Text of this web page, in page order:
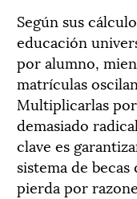
Según sus
educación
por alumno,
matrículas
Multiplicarlas
demasiado
clave es
sistema de
pierda por